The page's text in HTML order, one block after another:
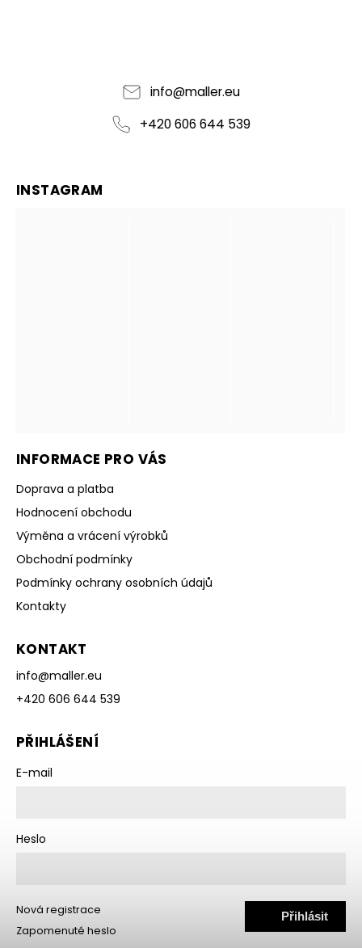
info@maller.eu
+420 606 644 539
INFORMACE PRO VÁS
Doprava a platba
Hodnocení obchodu
Výměna a vrácení výrobků
Obchodní podmínky
Podmínky ochrany osobních údajů
Kontakty
KONTAKT
info@maller.eu
+420 606 644 539
INSTAGRAM
PŘIHLÁŠENÍ
E-mail
Heslo
Přihlásit
Nová registrace
Zapomenuté heslo